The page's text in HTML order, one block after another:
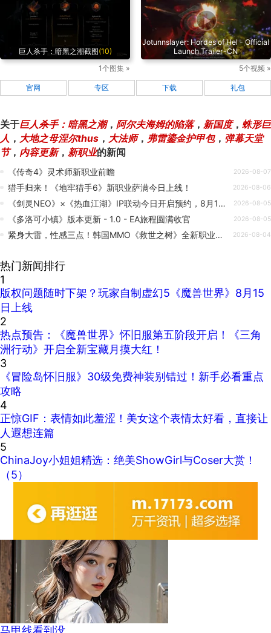
巨人杀手：暗黑之潮截图(10)
1个图集 »
Jotunnslayer: Hordes of Hel - Official
Launch Trailer-CN
5个视频 »
官网 专区 下载 礼包
关于巨人杀手：暗黑之潮， 阿尔夫海姆的陷落， 新国度， 蛛形巨
人 ， 大地之母涅尔thus ， 大法师， 弗雷鎏金护甲包， 弹幕天堂
节， 内容更新， 新职业的新闻
《传奇4》灵术师新职业前瞻 2026-08-07
猎手归来！《地牢猎手6》新职业萨满今日上线！ 2026-08-06
《剑灵NEO》×《热血江湖》IP联动今日开启预约，8月19日更新上线 2026-08-05
《多洛可小镇》版本更新 - 1.0 - EA旅程圆满收官 2026-08-05
紧身大雷，性感三点！韩国MMO《救世之树》全新职业上线 2026-08-04
热门新闻排行
1
版权问题随时下架？玩家自制虚幻5《魔兽世界》8月15
日上线
2
热点预告：《魔兽世界》怀旧服第五阶段开启！《三角
洲行动》开启全新宝藏月摸大红！
3
《冒险岛怀旧服》30级免费神装别错过！新手必看重点
攻略
4
正惊GIF：表情如此羞涩！美女这个表情太好看，直接让
人遐想连篇
5
ChinaJoy小姐姐精选：绝美ShowGirl与Coser大赏！
（5）